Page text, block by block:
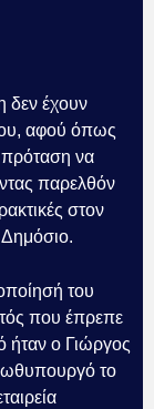
δεν έχουν
αφού όπως
πρόταση να
παρελθόν
στον
του
που έπρεπε
ήταν ο Γιώργος
το